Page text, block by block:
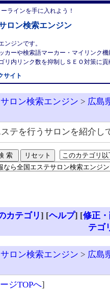
ラインを手に入れよう！
ロン検索エンジン
ンジンです。
カーや検索語マーカー・マイリンク
リ内リンク数を抑制しＳＥＯ対策に
サイト
ロン検索エンジン > 広島
テを行うサロンを紹介し
カテゴリ] [ヘルプ] [修正
テゴ
ロン検索エンジン > 広島
ジTOPへ]